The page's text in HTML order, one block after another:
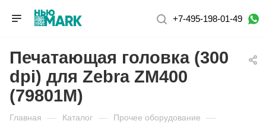
+7-495-198-01-49
Печатающая головка (300
dpi) для Zebra ZM400
(79801M)
Главная — Каталог — Прочее оборудование —